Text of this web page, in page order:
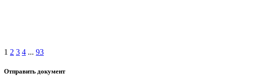
1 2 3 4 ... 93
Отправить документ